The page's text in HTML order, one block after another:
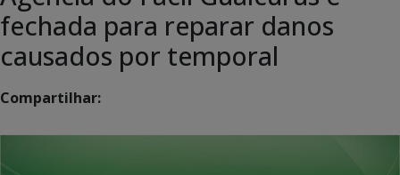
fechada para reparar danos
causados por temporal
Compartilhar: